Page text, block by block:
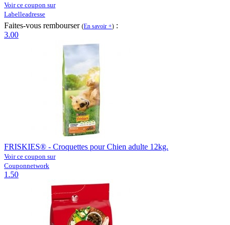
Voir ce coupon sur
Labelleadresse
Faites-vous rembourser (En savoir +) :
3.00
FRISKIES® - Croquettes pour Chien adulte 12kg.
Voir ce coupon sur
Couponnetwork
1.50